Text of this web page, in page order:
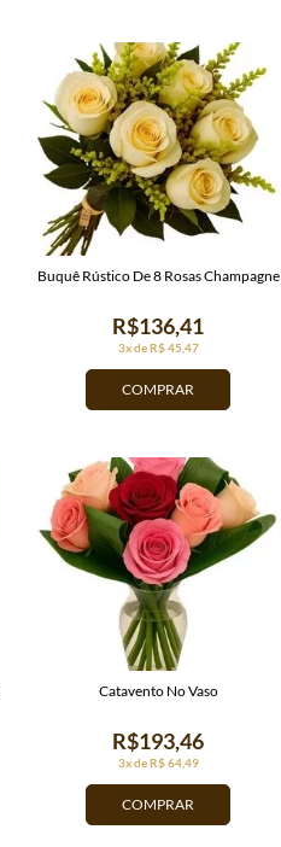
COMPRAR
3x de R$ 45,47
R$136,41
Buquê Rústico De 8 Rosas Champagne
COMPRAR
3x de R$ 64,49
R$193,46
Catavento No Vaso